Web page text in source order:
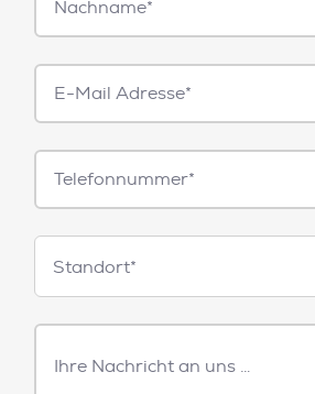
E-
Mail*
Telefonnummer
Standorte
Standort*
Freitext
Nachricht